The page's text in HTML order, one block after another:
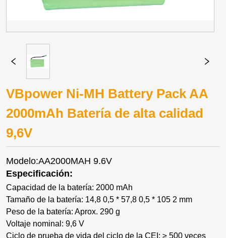
VBpower Ni-MH Battery Pack AA
2000mAh Batería de alta calidad
9,6V
Modelo:AA2000MAH 9.6V
Especificación:
Capacidad de la batería: 2000 mAh
Tamaño de la batería: 14,8 0,5 * 57,8 0,5 * 105 2 mm
Peso de la batería: Aprox. 290 g
Voltaje nominal: 9,6 V
Ciclo de prueba de vida del ciclo de la CEI: ≥ 500 veces